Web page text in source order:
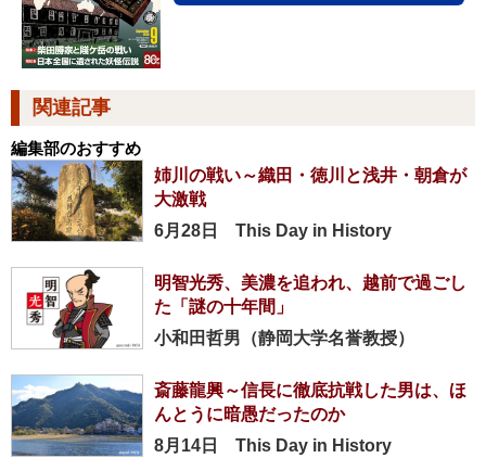
関連記事
編集部のおすすめ
姉川の戦い～織田・徳川と浅井・朝倉が
大激戦
6月28日 This Day in History
明智光秀、美濃を追われ、越前で過ごし
た「謎の十年間」
小和田哲男（静岡大学名誉教授）
斎藤龍興～信長に徹底抗戦した男は、ほ
んとうに暗愚だったのか
8月14日 This Day in History